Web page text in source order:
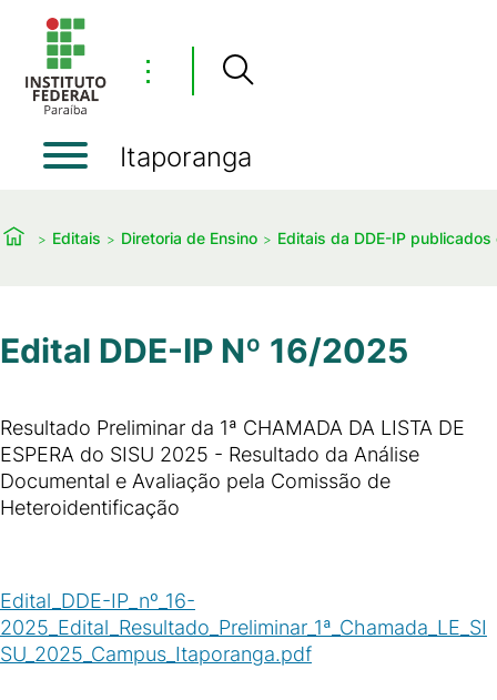
⋮
Itaporanga
Editais Diretoria de Ensino Editais da DDE-IP
Edital DDE-IP Nº 16/2025
Resultado Preliminar da 1ª CHAMADA DA LISTA DE
ESPERA do SISU 2025 - Resultado da Análise
Documental e Avaliação pela Comissão de
Heteroidentificação
Edital_DDE-IP_nº_16-
2025_Edital_Resultado_Preliminar_1ª_Chamada_LE_SI
SU_2025_Campus_Itaporanga.pdf